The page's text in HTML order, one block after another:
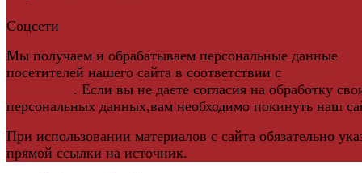
Соцсети
Мы получаем и обрабатываем персональные данные
посетителей нашего сайта в соответствии с
. Если вы не даете согласия на обработку
персональных данных,вам необходимо покинуть наш
При использовании материалов с сайта обязательно
прямой ссылки на источник.